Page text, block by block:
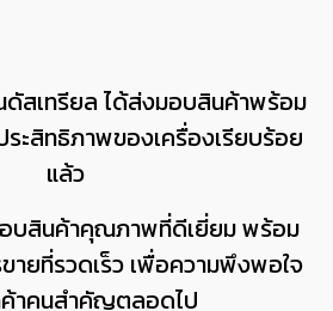
ดัสเทรียล ได้ส่งมอบสินค้าพร้อม
ะสิทธิภาพของเครื่องเรียบร้อย
แล้ว
บสินค้าคุณภาพที่ดีเยี่ยม พร้อม
ายที่รวดเร็ว เพื่อความพึงพอใจ
าคนสำคัญตลอดไป